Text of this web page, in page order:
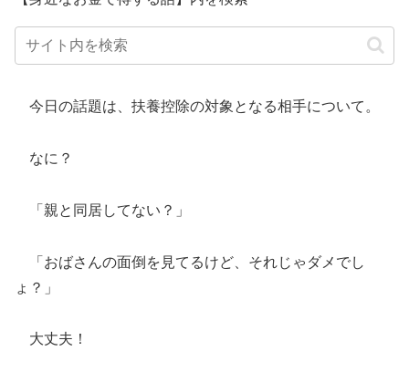
今日の話題は、扶養控除の対象となる相手について。
なに？
「親と同居してない？」
「おばさんの面倒を見てるけど、それじゃダメでし
ょ？」
大丈夫！